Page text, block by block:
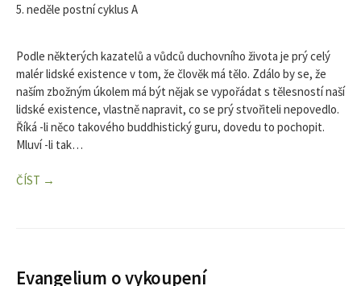
5. neděle postní cyklus A
Podle některých kazatelů a vůdců duchovního života je prý celý
malér lidské existence v tom, že člověk má tělo. Zdálo by se, že
naším zbožným úkolem má být nějak se vypořádat s tělesností naší
lidské existence, vlastně napravit, co se prý stvořiteli nepovedlo.
Říká -li něco takového buddhistický guru, dovedu to pochopit.
Mluví -li tak…
ČÍST →
Evangelium o vykoupení